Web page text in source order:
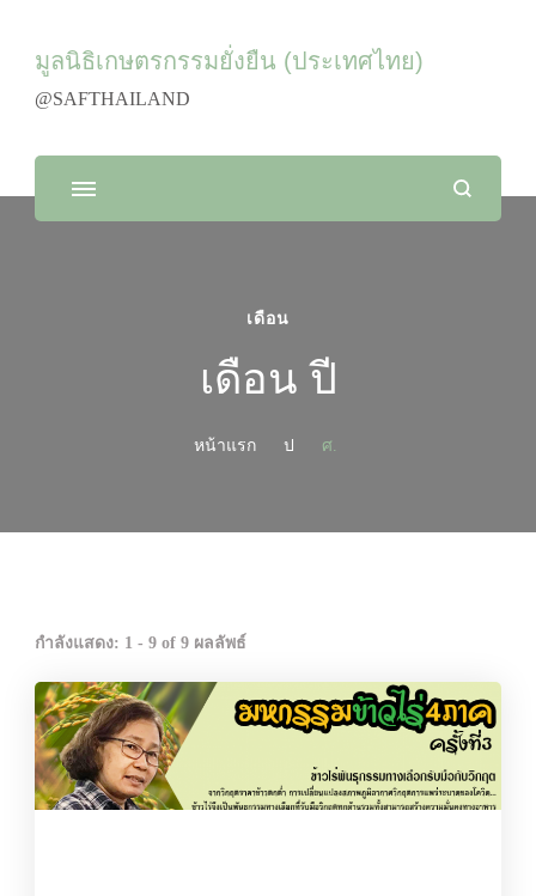
มูลนิธิเกษตรกรรมยั่งยืน (ประเทศไทย)
@SAFTHAILAND
เดือน
เดือน ปี
หน้าแรก ป ศ.
กำลังแสดง: 1 - 9 of 9 ผลลัพธ์